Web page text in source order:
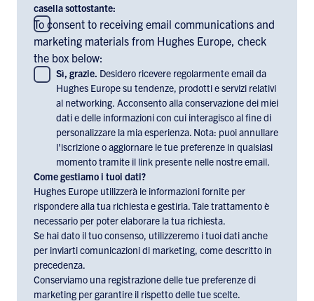
casella sottostante:
To consent to receiving email communications and
marketing materials from Hughes Europe, check
the box below:
Sì, grazie. Desidero ricevere regolarmente email da
Hughes Europe su tendenze, prodotti e servizi relativi
al networking. Acconsento alla conservazione dei miei
dati e delle informazioni con cui interagisco al fine di
personalizzare la mia esperienza. Nota: puoi annullare
l'iscrizione o aggiornare le tue preferenze in qualsiasi
momento tramite il link presente nelle nostre email.
Come gestiamo i tuoi dati?
Hughes Europe utilizzerà le informazioni fornite per
rispondere alla tua richiesta e gestirla. Tale trattamento è
necessario per poter elaborare la tua richiesta.
Se hai dato il tuo consenso, utilizzeremo i tuoi dati anche
per inviarti comunicazioni di marketing, come descritto in
precedenza.
Conserviamo una registrazione delle tue preferenze di
marketing per garantire il rispetto delle tue scelte.